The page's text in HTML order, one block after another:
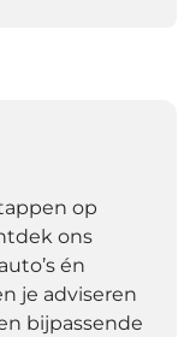
op
ons
én
je adviseren
bijpassende